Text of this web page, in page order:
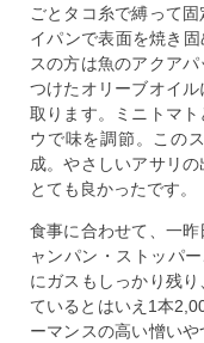
ごとタコ糸で縛って
イパンで表面を焼き
スの方は魚のアクア
つけたオリーブオイ
取ります。ミニトマ
ウで味を調節。この
成。やさしいアサリ
とても良かったです。
食事に合わせて、一
ャンパン・ストッパ
にガスもしっかり残
ているとはいえ1本
ーマンスの高い憎い